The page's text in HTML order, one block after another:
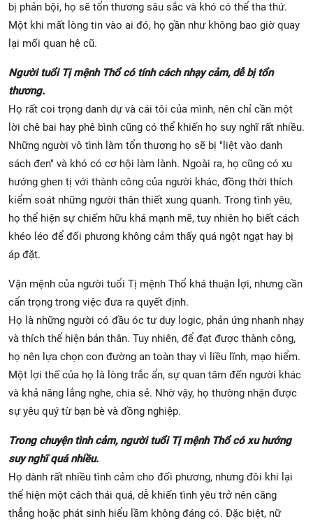
bị phản bội, họ sẽ tổn thương sâu sắc và khó có thể tha thứ.
Một khi mất lòng tin vào ai đó, họ gần như không bao giờ quay
lại mối quan hệ cũ.
Người tuổi Tị mệnh Thổ có tính cách nhạy cảm, dễ bị tổn
thương.
Họ rất coi trọng danh dự và cái tôi của mình, nên chỉ cần một
lời chê bai hay phê bình cũng có thể khiến họ suy nghĩ rất nhiều.
Những người vô tình làm tổn thương họ sẽ bị "liệt vào danh
sách đen" và khó có cơ hội làm lành. Ngoài ra, họ cũng có xu
hướng ghen tị với thành công của người khác, đồng thời thích
kiểm soát những người thân thiết xung quanh. Trong tình yêu,
họ thể hiện sự chiếm hữu khá mạnh mẽ, tuy nhiên họ biết cách
khéo léo để đối phương không cảm thấy quá ngột ngạt hay bị
áp đặt.
Vận mệnh của người tuổi Tị mệnh Thổ khá thuận lợi, nhưng cần
cẩn trọng trong việc đưa ra quyết định.
Họ là những người có đầu óc tư duy logic, phản ứng nhanh nhạy
và thích thể hiện bản thân. Tuy nhiên, để đạt được thành công,
họ nên lựa chọn con đường an toàn thay vì liều lĩnh, mạo hiểm.
Một lợi thế của họ là lòng trắc ẩn, sự quan tâm đến người khác
và khả năng lắng nghe, chia sẻ. Nhờ vậy, họ thường nhận được
sự yêu quý từ bạn bè và đồng nghiệp.
Trong chuyện tình cảm, người tuổi Tị mệnh Thổ có xu hướng
suy nghĩ quá nhiều.
Họ dành rất nhiều tình cảm cho đối phương, nhưng đôi khi lại
thể hiện một cách thái quá, dễ khiến tình yêu trở nên căng
thẳng hoặc phát sinh hiểu lầm không đáng có. Đặc biệt, nữ